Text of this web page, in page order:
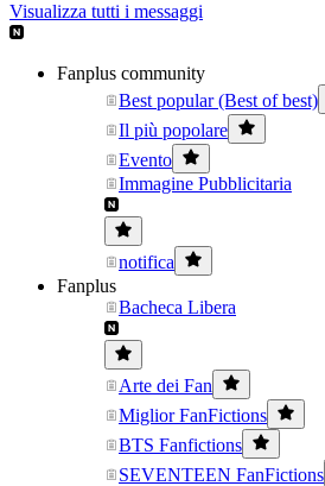
Visualizza tutti i messaggi
Fanplus community
Best popular (Best of best)
Il più popolare
Evento
Immagine Pubblicitaria
notifica
Fanplus
Bacheca Libera
Arte dei Fan
Miglior FanFictions
BTS Fanfictions
SEVENTEEN FanFictions